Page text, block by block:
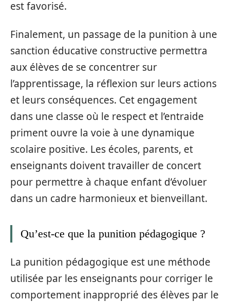
est favorisé.
Finalement, un passage de la punition à une
sanction éducative constructive permettra
aux élèves de se concentrer sur
l’apprentissage, la réflexion sur leurs actions
et leurs conséquences. Cet engagement
dans une classe où le respect et l’entraide
priment ouvre la voie à une dynamique
scolaire positive. Les écoles, parents, et
enseignants doivent travailler de concert
pour permettre à chaque enfant d’évoluer
dans un cadre harmonieux et bienveillant.
Qu’est-ce que la punition pédagogique ?
La punition pédagogique est une méthode
utilisée par les enseignants pour corriger le
comportement inapproprié des élèves par le